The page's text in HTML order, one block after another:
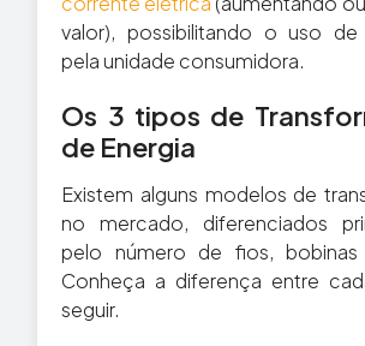
valor), possibilitando o uso de
pela unidade consumidora.
Os 3 tipos de
de Energia
Existem alguns modelos de
no mercado, diferenciados
pelo número de fios,
Conheça a diferença entre
seguir.